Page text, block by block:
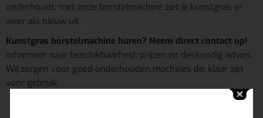
onderhoudt: met onze borstelmachine ziet je kunstgras er
weer als nieuw uit.
Kunstgras borstelmachine huren? Neem direct contact op!
Informeer naar beschikbaarheid, prijzen en deskundig advies.
Wij zorgen voor goed onderhouden machines die klaar zijn
voor gebruik.